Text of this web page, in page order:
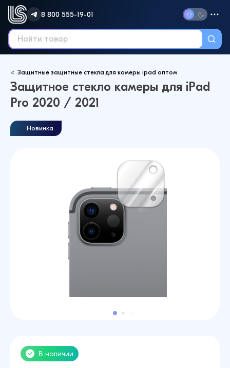
8 800 555-19-01
Защитные защитные стекла для камеры ipad оптом
Защитное стекло камеры для iPad
Pro 2020 / 2021
Новинка
В наличии